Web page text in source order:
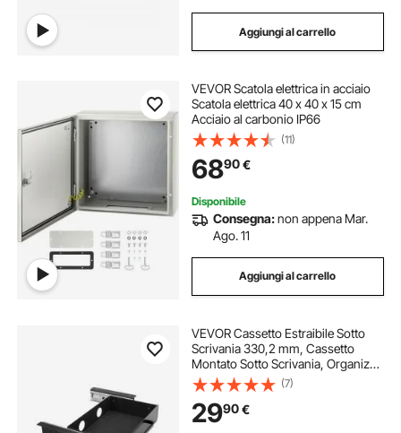
Aggiungi al carrello
VEVOR Scatola elettrica in acciaio
Scatola elettrica 40 x 40 x 15 cm
Acciaio al carbonio IP66
(11)
6890€
Disponibile
Consegna:non appena Mar.
Ago. 11
Aggiungi al carrello
VEVOR Cassetto Estraibile Sotto
Scrivania 330,2 mm, Cassetto
Montato Sotto Scrivania, Organizer
Nascosto per Riporre gli Oggetti,
Cassetto Portapenne Sotto Tavolo
Singolo Livello 385 x 230 x 76 mm
(7)
2990€